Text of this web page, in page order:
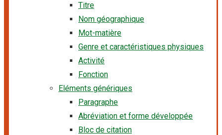
Titre
Nom géographique
Mot-matière
Genre et caractéristiques physiques
Activité
Fonction
Eléments génériques
Paragraphe
Abréviation et forme développée
Bloc de citation